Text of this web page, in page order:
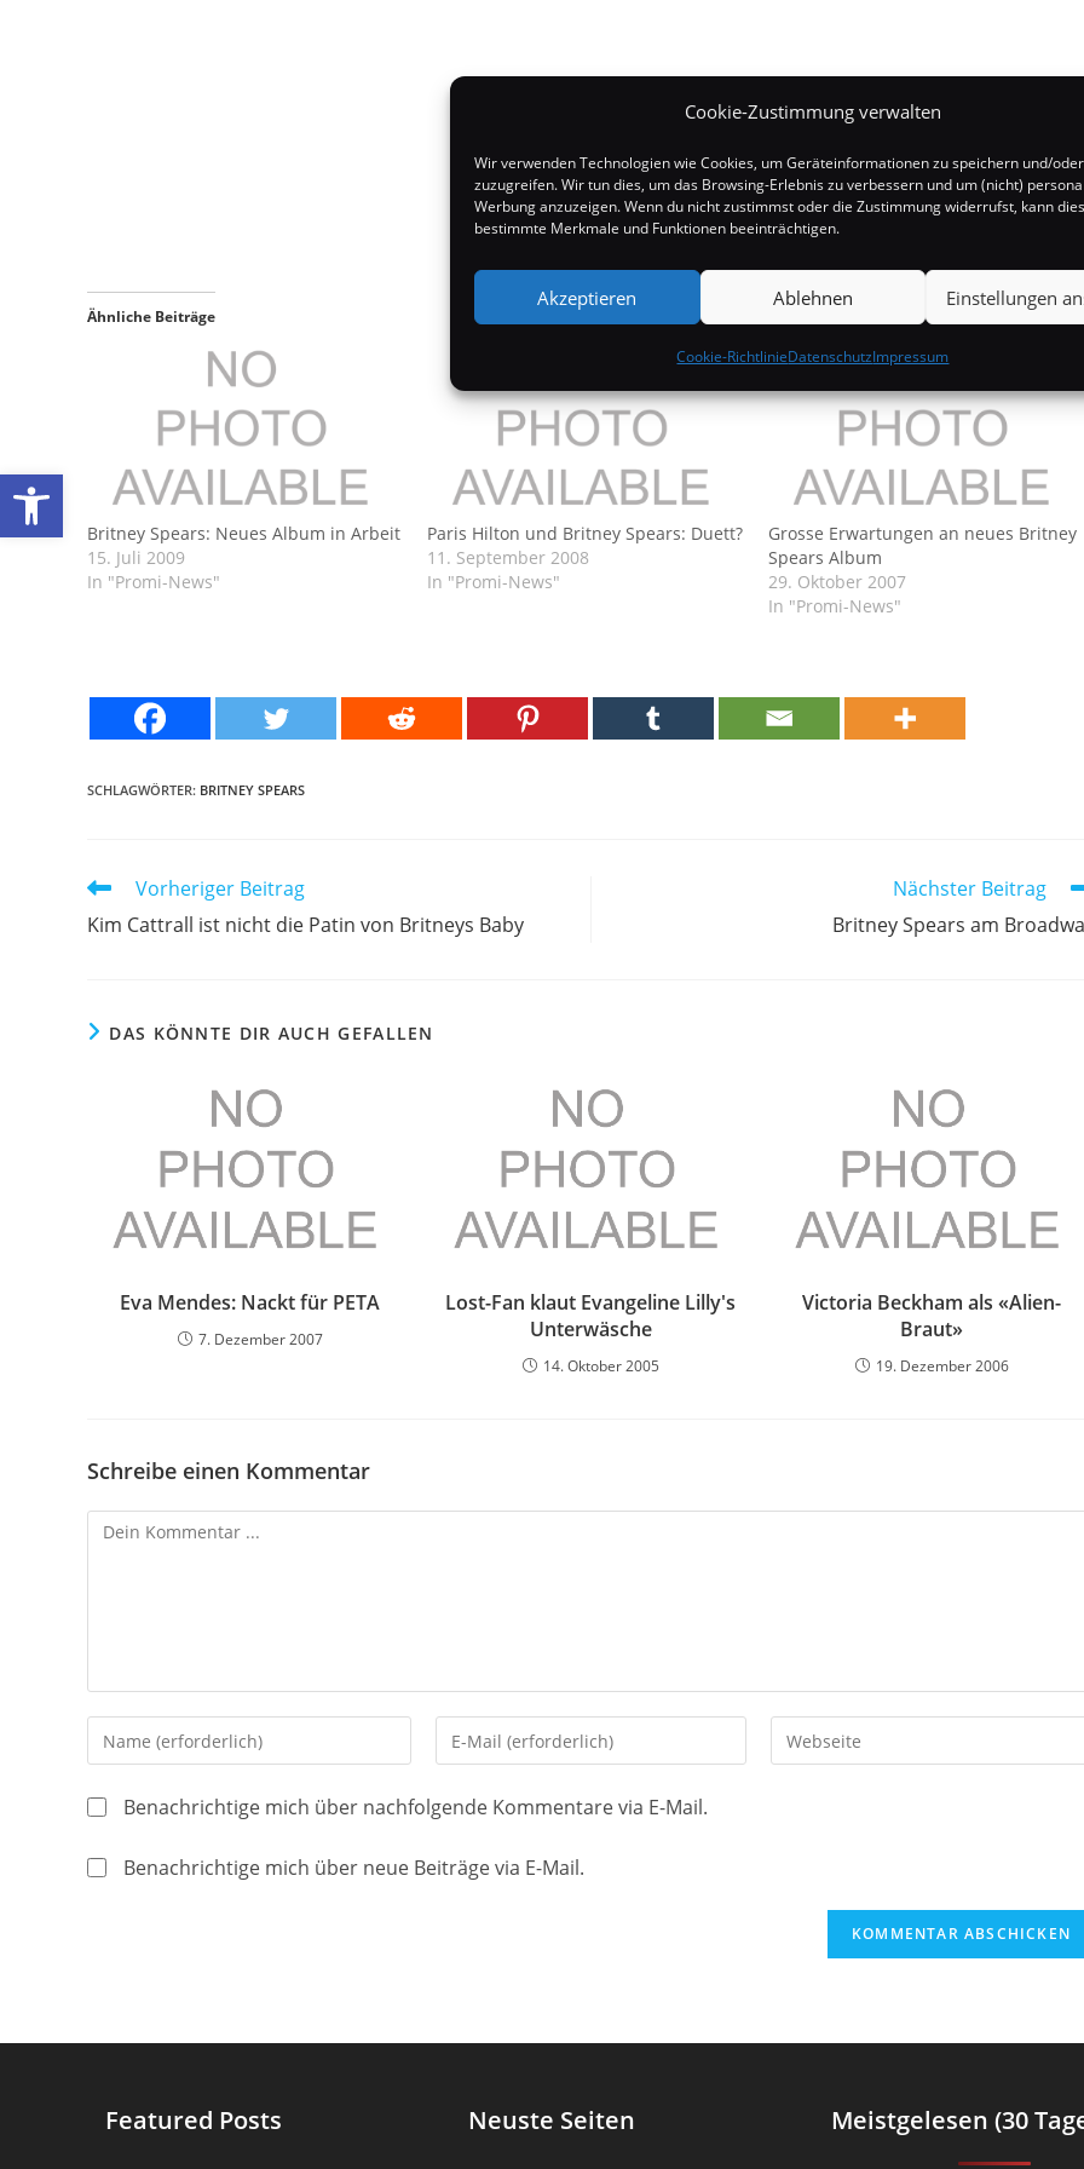
Werkzeugleiste öffnen
Cookie-Zustimmung verwalten
Wir verwenden Technologien wie Cookies, um Geräteinformationen zu speichern und/
zuzugreifen. Wir tun dies, um das Browsing-Erlebnis zu verbessern und um (nicht)
Werbung anzuzeigen. Wenn du nicht zustimmst oder die Zustimmung widerrufst, kann dies
bestimmte Merkmale und Funktionen beeinträchtigen.
Akzeptieren Ablehnen Einstellungen
Cookie-RichtlinieDatenschutzImpressum
Ähnliche Beiträge
Britney Spears: Neues Album in Arbeit
15. Juli 2009
In "Promi-News"
Paris Hilton und Britney Spears: Duett?
11. September 2008
In "Promi-News"
Grosse Erwartungen an neues Britney
Spears Album
29. Oktober 2007
In "Promi-News"
SCHLAGWÖRTER: BRITNEY SPEARS
Weitere
ansehen
Vorheriger Beitrag
Kim Cattrall ist nicht die Patin von Britneys Baby
Nächster Beitrag
Britney Spears am
DAS KÖNNTE DIR AUCH GEFALLEN
Eva Mendes: Nackt für PETA
7. Dezember 2007
Lost-Fan klaut Evangeline Lilly's
Unterwäsche
14. Oktober 2005
Victoria Beckham als «Alien-
Braut»
19. Dezember 2006
Schreibe einen Kommentar
Kommentieren
Gib
deinen
Namen
Benutzernamen
Gib
deine
Mail-
Adresse
Gib
deine
Benachrichtige mich über nachfolgende Kommentare via E-Mail.
Benachrichtige mich über neue Beiträge via E-Mail.
Featured Posts Neuste Seiten Meistgelesen (30